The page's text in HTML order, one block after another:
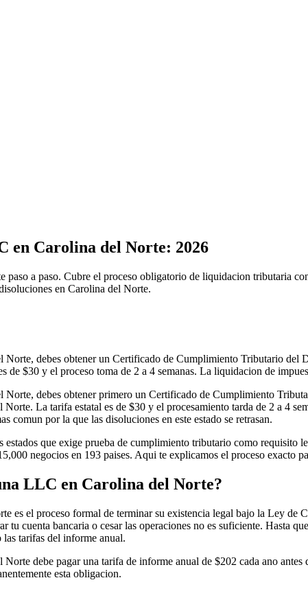
en Carolina del Norte: 2026
a paso. Cubre el proceso obligatorio de liquidacion tributaria
en Carolina del Norte.
debes obtener un Certificado de Cumplimiento Tributario del
de $30 y el proceso toma de 2 a 4 semanas. La liquidacion de
debes obtener primero un Certificado de Cumplimiento
Norte. La tarifa estatal es de $30 y el procesamiento tarda de 2 a 4
comun por la que las disoluciones en este estado se retrasan.
estados que exige prueba de cumplimiento tributario como
negocios en 193 paises. Aqui te explicamos el proceso exacto
LLC en Carolina del Norte?
es el proceso formal de terminar su existencia legal bajo la Ley
tu cuenta bancaria o cesar las operaciones no es suficiente. Hasta
tarifas del informe anual.
debe pagar una tarifa de informe anual de $202 cada ano
esta obligacion.